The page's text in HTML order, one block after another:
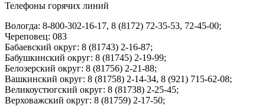
Телефоны горячих линий
Вологда: 8-800-302-16-17, 8 (8172) 72-35-53, 72-45-00;
Череповец: 083
Бабаевский округ: 8 (81743) 2-16-87;
Бабушкинский округ: 8 (81745) 2-19-99;
Белозерский округ: 8 (81756) 2-21-88;
Вашкинский округ: 8 (81758) 2-14-34, 8 (921) 715-62-08;
Великоустюгский округ: 8 (81738) 2-25-45;
Верховажский округ: 8 (81759) 2-17-50;